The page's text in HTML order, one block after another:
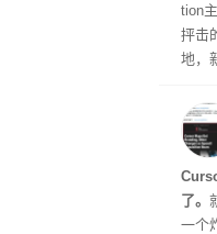
tion
抨击
地，
了。
一个